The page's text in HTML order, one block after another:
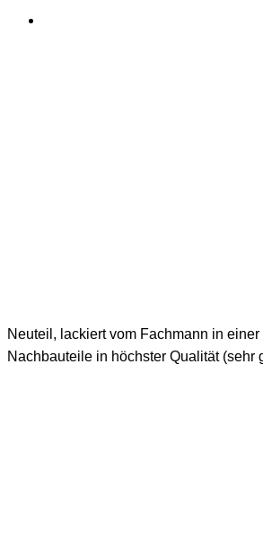
Neuteil, lackiert vom Fachmann in
Nachbauteile in höchster Qualität